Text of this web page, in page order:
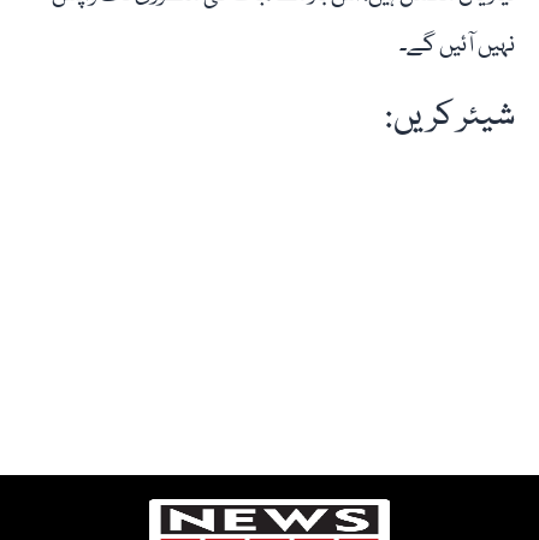
نہیں آئیں گے۔
شیئر کریں: